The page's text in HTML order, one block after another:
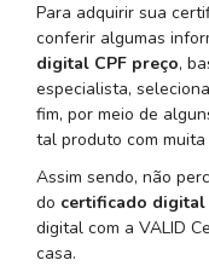
Para adquirir sua
conferir algumas
digital CPF preço,
especialista,
fim, por meio de
tal produto com
Assim sendo, não
do certificado digital
digital com a VALID
casa.